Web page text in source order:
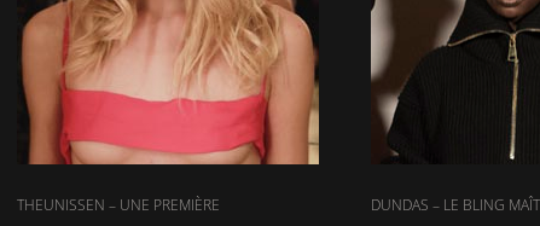
THEUNISSEN – UNE PREMIÈRE DUNDAS – LE BLING